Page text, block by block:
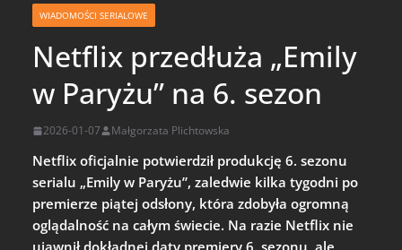
WIADOMOŚCI SERIALOWE
Netflix przedłuża „Emily
w Paryżu” na 6. sezon
2026-01-07 Małgorzata Plichtowska
Netflix oficjalnie potwierdził produkcję 6. sezonu
serialu „Emily w Paryżu”, zaledwie kilka tygodni po
premierze piątej odsłony, która zdobyła ogromną
oglądalność na całym świecie. Na razie Netflix nie